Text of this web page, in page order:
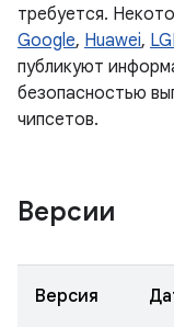
требуется.
Google, Huawei,
публикуют
безопасностью
чипсетов.
Версии
Версия